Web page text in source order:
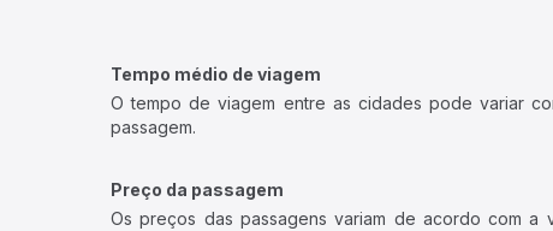
Tempo médio de viagem
O tempo de viagem entre as cidades pode variar
passagem.
Preço da passagem
Os preços das passagens variam de acordo com